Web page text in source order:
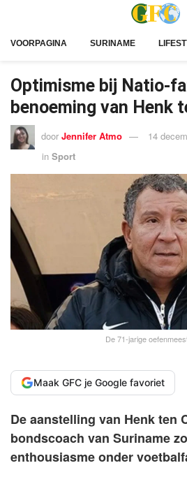
VOORPAGINA SURINAME
Optimisme bij Natio-
benoeming van Henk
door Jennifer Atmo
14
in Sport
De 71-jarige
Maak GFC je Google favoriet
De aanstelling van Henk ten
bondscoach van Suriname
enthousiasme onder